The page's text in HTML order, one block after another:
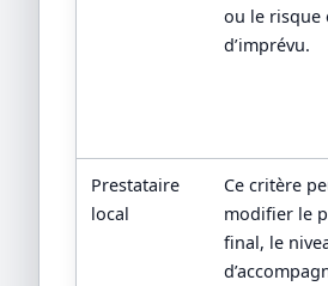
ou le risque
d’imprévu.
Prestataire
local
Ce critère
modifier le
final, le